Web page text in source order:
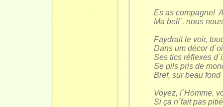
Es as compagne!
Ma bell´, nous
Faydrait le voir,
Dans um décor
Ses tics réflexes
Se pils pris de
Bref, sur beau
Voyez, l´Homme,
Si ça n´fait pas